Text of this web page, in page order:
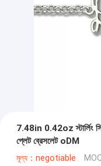
7.48in 0.42oz স্টার্লিং
প্লেট ব্রেসলেট oDM
মূল্য：negotiable